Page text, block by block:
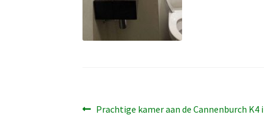
Bericht
Vorig
Prachtige kamer aan de Cannenburch K4